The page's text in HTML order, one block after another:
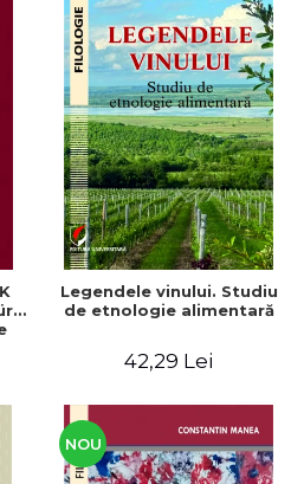
Legendele vinului. Studiu
de etnologie alimentară
42,29 Lei
NOU